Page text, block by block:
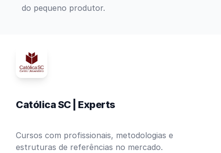
do pequeno produtor.
Católica SC | Experts
Cursos com profissionais, metodologias e
estruturas de referências no mercado.